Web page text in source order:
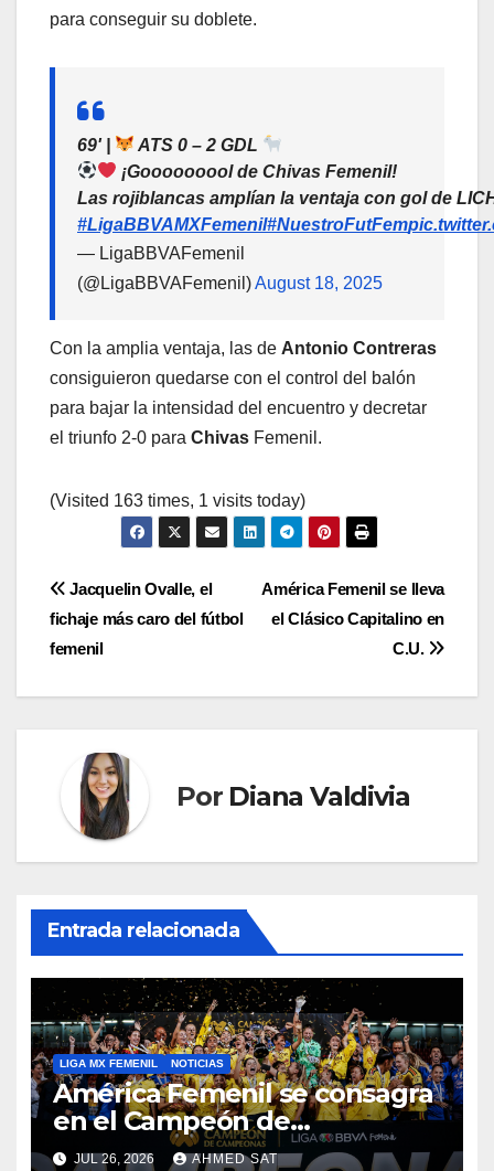
para conseguir su doblete.
69' |
ATS 0 – 2 GDL
¡Gooooooool de Chivas Femenil!
Las rojiblancas amplían la ventaja con gol de
#LigaBBVAMXFemenil#NuestroFutFem
— LigaBBVAFemenil
(@LigaBBVAFemenil)August 18, 2025
Con la amplia ventaja, las de Antonio Contreras
consiguieron quedarse con el control del balón
para bajar la intensidad del encuentro y decretar
el triunfo 2-0 para Chivas Femenil.
(Visited 163 times, 1 visits today)
Navegación
de
entradas
América Femenil se lleva
el Clásico Capitalino en
C.U.
Jacquelin Ovalle, el
fichaje más caro del fútbol
femenil
Por Diana Valdivia
Entrada relacionada
LIGA MX FEMENIL NOTICIAS
América Femenil se consagra
en el Campeón de
Campeonas
JUL 26, 2026 AHMED SAT